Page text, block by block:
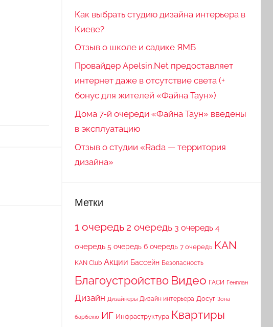
Как выбрать студию дизайна интерьера в
Киеве?
Отзыв о школе и садике ЯМБ
Провайдер Apelsin.Net предоставляет
интернет даже в отсутствие света (+
бонус для жителей «Файна Таун»)
Дома 7-й очереди «Файна Таун» введены
в эксплуатацию
Отзыв о студии «Rada — территория
дизайна»
Метки
1 очередь2 очередь 3 очередь 4
очередь 5 очередь 6 очередь 7 очередь KAN
KAN Club Акции Бассейн Безопасность
Благоустройство Видео ГАСИ Генплан
Дизайн Дизайнеры Дизайн интерьера Досуг Зона
барбекю ИГ Инфраструктура Квартиры